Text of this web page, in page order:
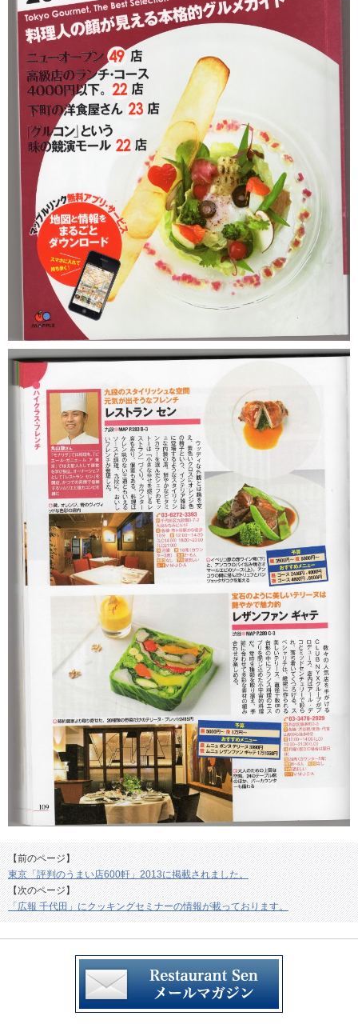
【前のページ】
東京「評判のうまい店600軒」2013に掲載されました。
【次のページ】
「広報 千代田」にクッキングセミナーの情報が載っております。